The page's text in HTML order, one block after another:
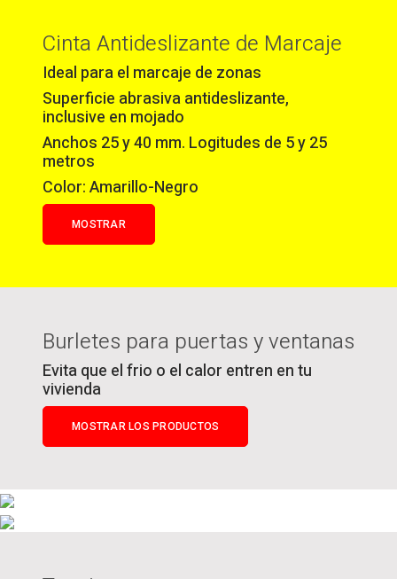
Cinta Antideslizante de Marcaje
Ideal para el marcaje de zonas
Superficie abrasiva antideslizante,
inclusive en mojado
Anchos 25 y 40 mm. Logitudes de 5 y 25
metros
Color: Amarillo-Negro
MOSTRAR
Burletes para puertas y ventanas
Evita que el frio o el calor entren en tu
vivienda
MOSTRAR LOS PRODUCTOS